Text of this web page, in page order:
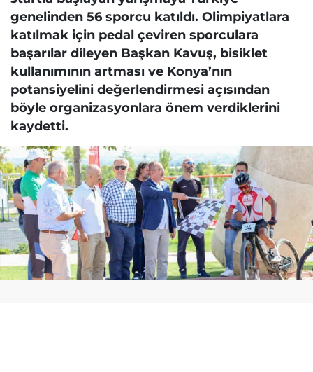
genelinden 56 sporcu katıldı. Olimpiyatlara
katılmak için pedal çeviren sporculara
başarılar dileyen Başkan Kavuş, bisiklet
kullanımının artması ve Konya’nın
potansiyelini değerlendirmesi açısından
böyle organizasyonlara önem verdiklerini
kaydetti.